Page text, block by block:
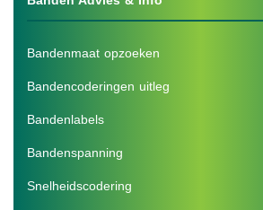
Bandenmaat opzoeken
Bandencoderingen uitleg
Bandenlabels
Bandenspanning
Snelheidscodering